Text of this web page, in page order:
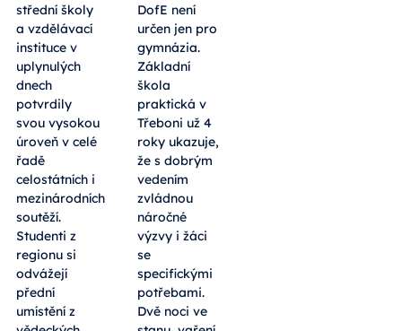
střední školy
a vzdělávací
instituce v
uplynulých
dnech
potvrdily
svou vysokou
úroveň v celé
řadě
celostátních i
mezinárodních
soutěží.
Studenti z
regionu si
odvážejí
přední
umístění z
DofE není
určen jen pro
gymnázia.
Základní
škola
praktická v
Třeboni už 4
roky ukazuje,
že s dobrým
vedením
zvládnou
náročné
výzvy i žáci
se
specifickými
potřebami.
Dvě noci ve